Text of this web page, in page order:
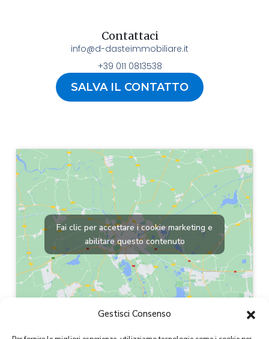
Gestisci Consenso
Contattaci
info@d-dasteimmobiliare.it
+39 011 0813538
SALVA IL CONTATTO
Fai clic per accettare i cookie marketing e
abilitare questo contenuto